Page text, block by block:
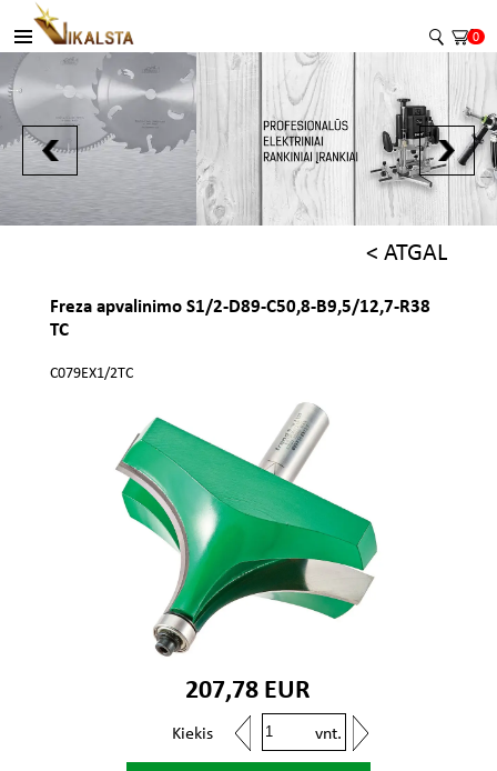
0
< ATGAL
Freza apvalinimo S1/2-D89-C50,8-B9,5/12,7-R38
TC
C079EX1/2TC
207,78 EUR
Kiekis vnt.